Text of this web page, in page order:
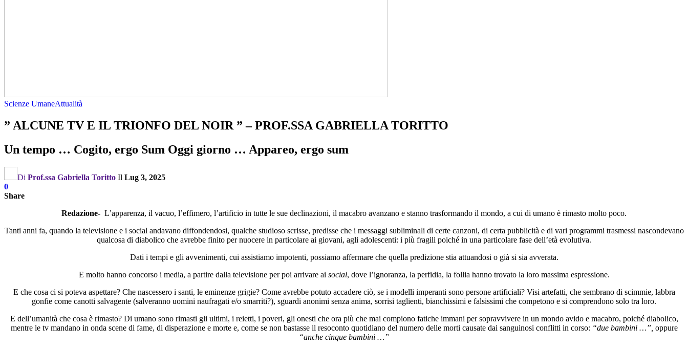
Scienze UmaneAttualità
” ALCUNE TV E IL TRIONFO DEL NOIR ” – PROF.SSA GABRIELLA TORITTO
Un tempo … Cogito, ergo Sum Oggi giorno … Appareo, ergo sum
Di Prof.ssa Gabriella Toritto Il Lug 3, 2025
0
Share
Redazione- L’apparenza, il vacuo, l’effimero, l’artificio in tutte le sue declinazioni, il macabro avanzano e stanno trasformando il mondo, a cui di umano è rimasto molto poco.
Tanti anni fa, quando la televisione e i social andavano diffondendosi, qualche studioso scrisse, predisse che i messaggi subliminali di certe canzoni, di certa pubblicità e di vari programmi trasmessi nascondevano
qualcosa di diabolico che avrebbe finito per nuocere in particolare ai giovani, agli adolescenti: i più fragili poiché in una particolare fase dell’età evolutiva.
Dati i tempi e gli avvenimenti, cui assistiamo impotenti, possiamo affermare che quella predizione stia attuandosi o già si sia avverata.
E molto hanno concorso i media, a partire dalla televisione per poi arrivare ai social, dove l’ignoranza, la perfidia, la follia hanno trovato la loro massima espressione.
E che cosa ci si poteva aspettare? Che nascessero i santi, le eminenze grigie? Come avrebbe potuto accadere ciò, se i modelli imperanti sono persone artificiali? Visi artefatti, che sembrano di scimmie, labbra
gonfie come canotti salvagente (salveranno uomini naufragati e/o smarriti?), sguardi anonimi senza anima, sorrisi taglienti, bianchissimi e falsissimi che competono e si comprendono solo tra loro.
E dell’umanità che cosa è rimasto? Di umano sono rimasti gli ultimi, i reietti, i poveri, gli onesti che ora più che mai compiono fatiche immani per sopravvivere in un mondo avido e macabro, poiché diabolico,
mentre le tv mandano in onda scene di fame, di disperazione e morte e, come se non bastasse il resoconto quotidiano del numero delle morti causate dai sanguinosi conflitti in corso: “due bambini …”, oppure
“anche cinque bambini …”